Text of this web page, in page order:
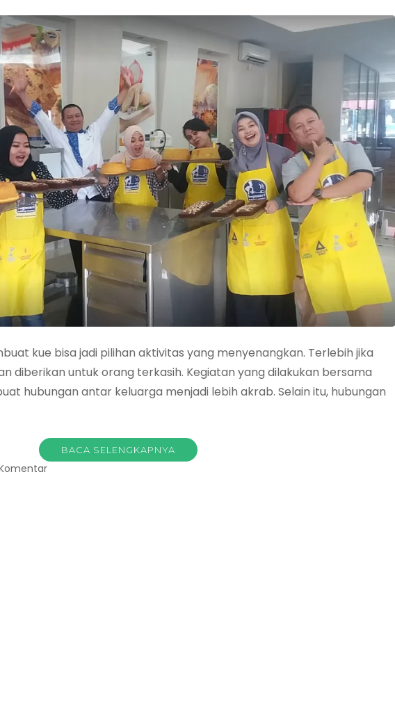
kue bisa jadi pilihan aktivitas yang menyenangkan. Terlebih jika
diberikan untuk orang terkasih. Kegiatan yang dilakukan bersama
hubungan antar keluarga menjadi lebih akrab. Selain itu, hubungan
BACA SELENGKAPNYA
pada